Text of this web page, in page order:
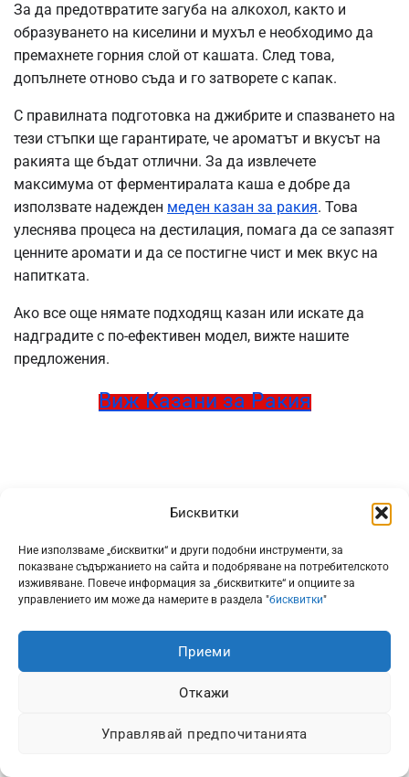
Бисквитки
Ние използваме „бисквитки“ и други подобни инструменти, за
показване съдържанието на сайта и подобряване на потребителското
изживяване. Повече информация за „бисквитките“ и опциите за
управлението им може да намерите в раздела "бисквитки"
Приеми
Откажи
Управлявай предпочитанията
За да предотвратите загуба на алкохол, както и
образуването на киселини и мухъл е необходимо да
премахнете горния слой от кашата. След това,
допълнете отново съда и го затворете с капак.
С правилната подготовка на джибрите и спазването на
тези стъпки ще гарантирате, че ароматът и вкусът на
ракията ще бъдат отлични. За да извлечете
максимума от ферментиралата каша е добре да
използвате надежден меден казан за ракия. Това
улеснява процеса на дестилация, помага да се запазят
ценните аромати и да се постигне чист и мек вкус на
напитката.
Ако все още нямате подходящ казан или искате да
надградите с по-ефективен модел, вижте нашите
предложения.
Виж Казани за Ракия
Полезни Четива
Тепърва започвате с домашното варене на ракия? Или
нашия блог ще откриете всичко – от избора на
материал до съвети за първата Ви варка. Вижте